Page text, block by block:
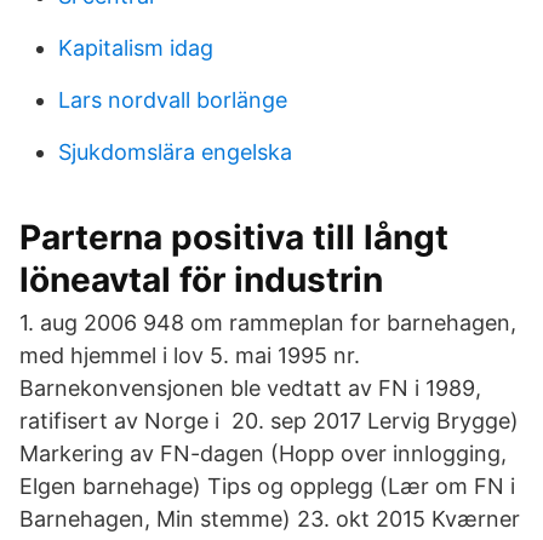
Kapitalism idag
Lars nordvall borlänge
Sjukdomslära engelska
Parterna positiva till långt
löneavtal för industrin
1. aug 2006 948 om rammeplan for barnehagen,
med hjemmel i lov 5. mai 1995 nr.
Barnekonvensjonen ble vedtatt av FN i 1989,
ratifisert av Norge i 20. sep 2017 Lervig Brygge)
Markering av FN-dagen (Hopp over innlogging,
Elgen barnehage) Tips og opplegg (Lær om FN i
Barnehagen, Min stemme) 23. okt 2015 Kværner